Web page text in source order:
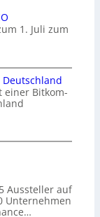
1. Juli zum
einer Bitkom-
Aussteller auf
Unternehmen